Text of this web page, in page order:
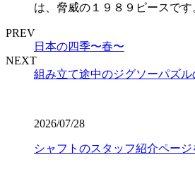
は、脅威の１９８９ピースで
PREV
日本の四季〜春〜
NEXT
組み立て途中のジグソーパズ
2026/07/28
シャフトのスタッフ紹介ペー